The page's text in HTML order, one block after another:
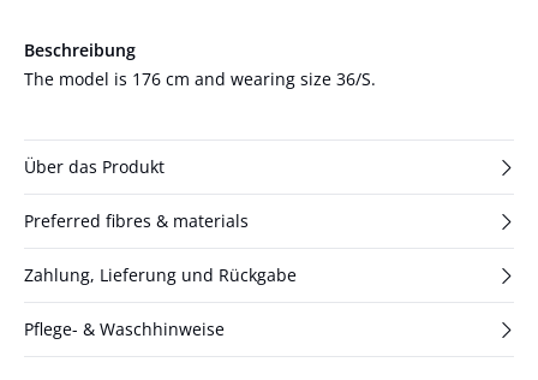
Beschreibung
The model is 176 cm and wearing size 36/S.
Über das Produkt
Preferred fibres & materials
Zahlung, Lieferung und Rückgabe
Pflege- & Waschhinweise